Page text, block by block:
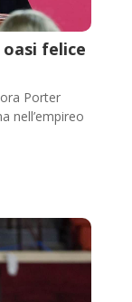
felice
Porter
nell’empireo